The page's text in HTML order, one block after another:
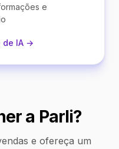
e
de IA →
a Parli?
e ofereça um